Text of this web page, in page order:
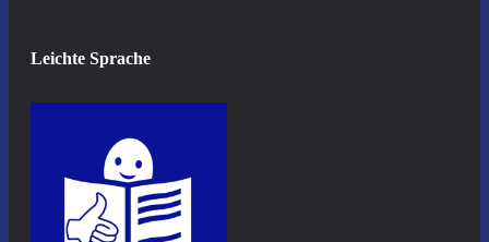
Leichte Sprache